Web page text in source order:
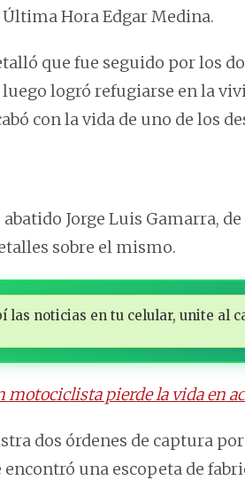
Hora Edgar Medina.
que fue seguido por los
logró refugiarse en la
con la vida de uno de los
Jorge Luis Gamarra,
sobre el mismo.
las noticias en tu celular, unite al
motociclista pierde la vida en
dos órdenes de captura
encontró una escopeta de